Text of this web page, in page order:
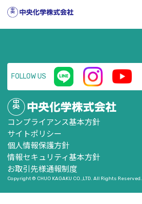
HOME／企業情報
ス／ 支配株主等に関する事項について
FOLLOW US
コンプライアンス基本方針
サイトポリシー
個人情報保護方針
情報セキュリティ基本方針
お取引先様通報制度
Copyright © CHUO KAGAKU CO.,LTD. All Rights Reserved.